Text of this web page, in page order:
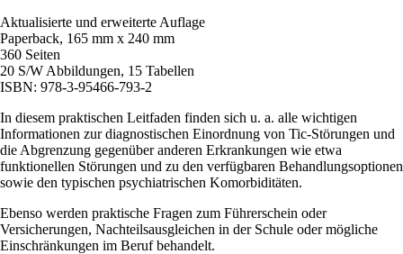
Aktualisierte und erweiterte Auflage
Paperback, 165 mm x 240 mm
360 Seiten
20 S/W Abbildungen, 15 Tabellen
ISBN: 978-3-95466-793-2
In diesem praktischen Leitfaden finden sich u. a. alle wichtigen
Informationen zur diagnostischen Einordnung von Tic-Störungen und
die Abgrenzung gegenüber anderen Erkrankungen wie etwa
funktionellen Störungen und zu den verfügbaren Behandlungsoptionen
sowie den typischen psychiatrischen Komorbiditäten.
Ebenso werden praktische Fragen zum Führerschein oder
Versicherungen, Nachteilsausgleichen in der Schule oder mögliche
Einschränkungen im Beruf behandelt.